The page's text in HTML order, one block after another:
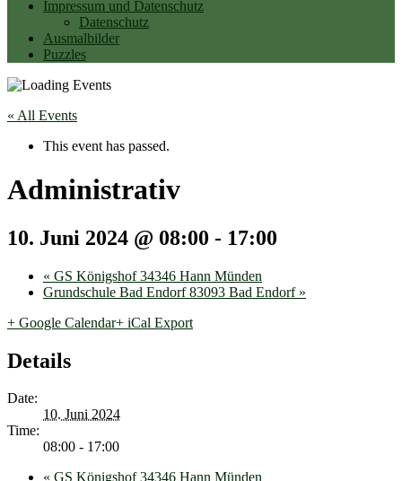
Impressum und Datenschutz
Datenschutz
Ausmalbilder
Puzzles
« All Events
This event has passed.
Administrativ
10. Juni 2024 @ 08:00 - 17:00
« GS Königshof 34346 Hann Münden
Grundschule Bad Endorf 83093 Bad Endorf »
+ Google Calendar+ iCal Export
Details
Date:
10. Juni 2024
Time:
08:00 - 17:00
« GS Königshof 34346 Hann Münden